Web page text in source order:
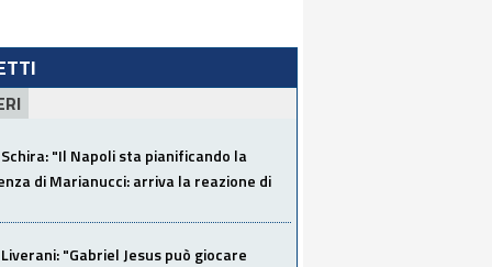
Schira: "Il Napoli sta pianificando la
di Marianucci: arriva la reazione di
Liverani: "Gabriel Jesus può giocare